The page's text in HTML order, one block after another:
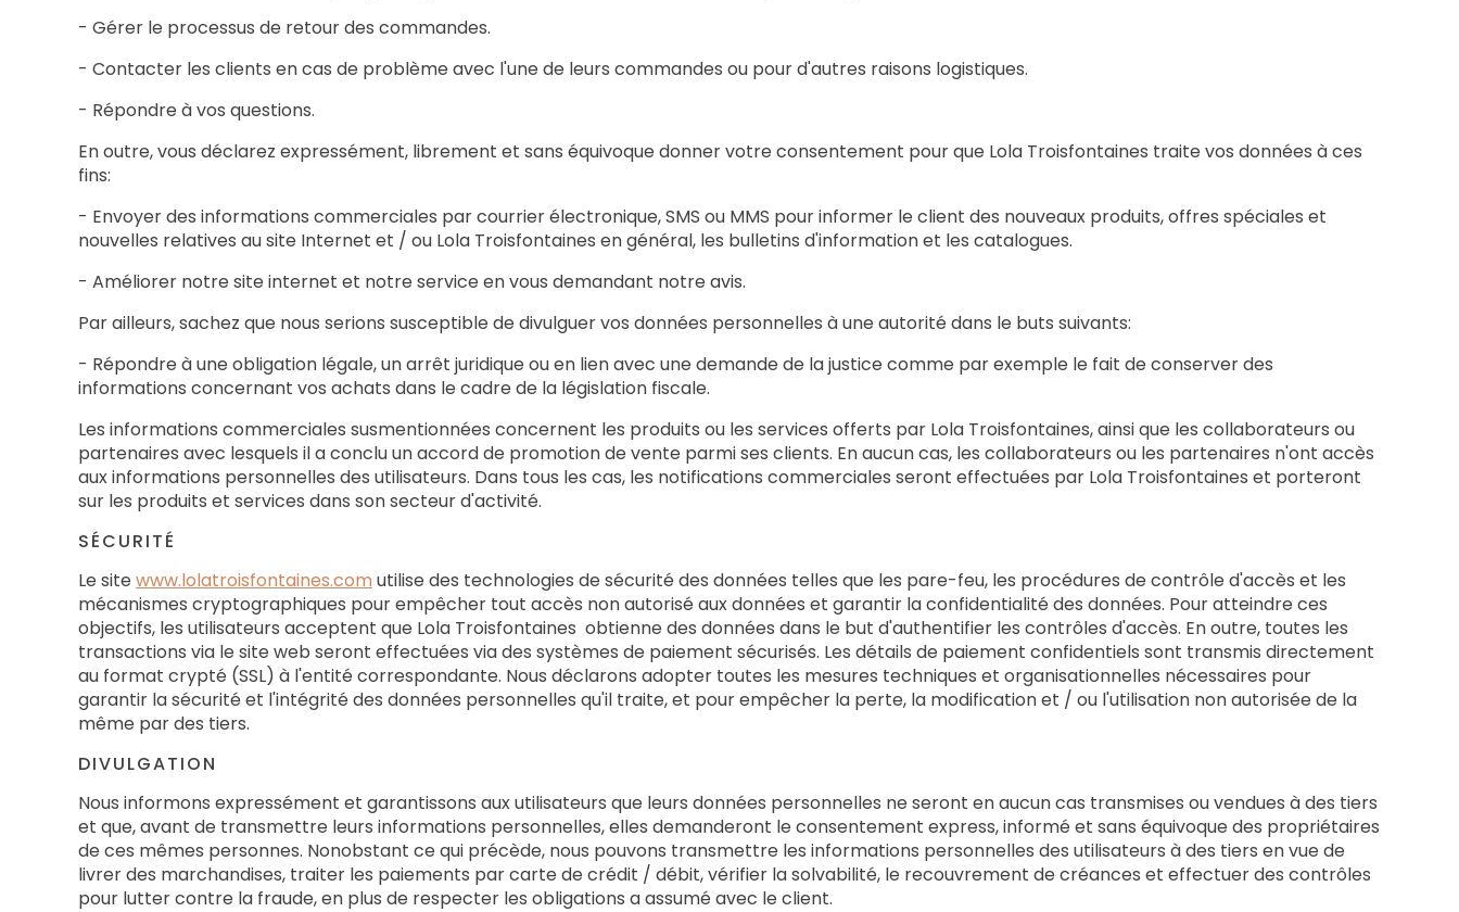
- Gérer le processus de retour des commandes.
- Contacter les clients en cas de problème avec l'une de leurs commandes ou pour d'autres raisons logistiques.
- Répondre à vos questions.
En outre, vous déclarez expressément, librement et sans équivoque donner votre consentement pour que Lola Troisfontaines traite vos données à ces
fins:
- Envoyer des informations commerciales par courrier électronique, SMS ou MMS pour informer le client des nouveaux produits, offres spéciales et
nouvelles relatives au site Internet et / ou Lola Troisfontaines en général, les bulletins d'information et les catalogues.
- Améliorer notre site internet et notre service en vous demandant notre avis.
Par ailleurs, sachez que nous serions susceptible de divulguer vos données personnelles à une autorité dans le buts suivants:
- Répondre à une obligation légale, un arrêt juridique ou en lien avec une demande de la justice comme par exemple le fait de conserver des
informations concernant vos achats dans le cadre de la législation fiscale.
Les informations commerciales susmentionnées concernent les produits ou les services offerts par Lola Troisfontaines, ainsi que les collaborateurs ou
partenaires avec lesquels il a conclu un accord de promotion de vente parmi ses clients. En aucun cas, les collaborateurs ou les partenaires n'ont accès
aux informations personnelles des utilisateurs. Dans tous les cas, les notifications commerciales seront effectuées par Lola Troisfontaines et porteront
sur les produits et services dans son secteur d'activité.
SÉCURITÉ
Le site www.lolatroisfontaines.com utilise des technologies de sécurité des données telles que les pare-feu, les procédures de contrôle d'accès et les
mécanismes cryptographiques pour empêcher tout accès non autorisé aux données et garantir la confidentialité des données. Pour atteindre ces
objectifs, les utilisateurs acceptent que Lola Troisfontaines obtienne des données dans le but d'authentifier les contrôles d'accès. En outre, toutes les
transactions via le site web seront effectuées via des systèmes de paiement sécurisés. Les détails de paiement confidentiels sont transmis directement
au format crypté (SSL) à l'entité correspondante. Nous déclarons adopter toutes les mesures techniques et organisationnelles nécessaires pour
garantir la sécurité et l'intégrité des données personnelles qu'il traite, et pour empêcher la perte, la modification et / ou l'utilisation non autorisée de la
même par des tiers.
DIVULGATION
Nous informons expressément et garantissons aux utilisateurs que leurs données personnelles ne seront en aucun cas transmises ou vendues à des tiers
et que, avant de transmettre leurs informations personnelles, elles demanderont le consentement express, informé et sans équivoque des propriétaires
de ces mêmes personnes. Nonobstant ce qui précède, nous pouvons transmettre les informations personnelles des utilisateurs à des tiers en vue de
livrer des marchandises, traiter les paiements par carte de crédit / débit, vérifier la solvabilité, le recouvrement de créances et effectuer des contrôles
pour lutter contre la fraude, en plus de respecter les obligations a assumé avec le client.